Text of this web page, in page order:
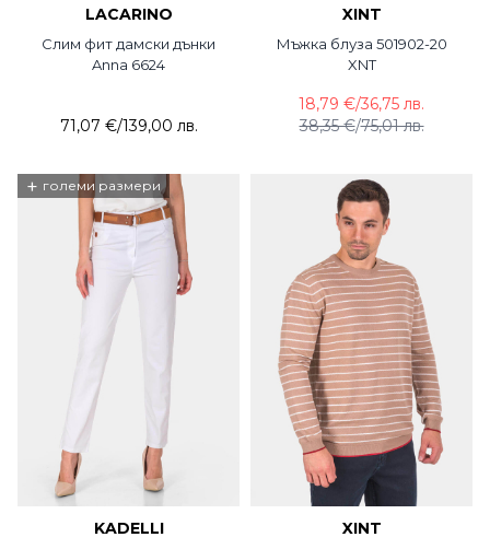
LACARINO
Слим фит дамски дънки
Anna 6624
71,07 €/139,00 лв.
XINT
Мъжка блуза 501902-20
XNT
38,35 €/75,01 лв.
18,79 €/36,75 лв.
+ големи размери
KADELLI XINT